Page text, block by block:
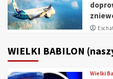
WIELKI BABILON
Wielki